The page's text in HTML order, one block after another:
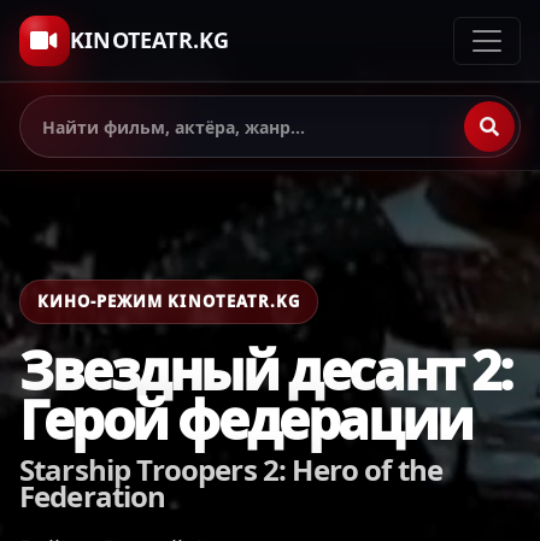
KINOTEATR.KG
КИНО-РЕЖИМ KINOTEATR.KG
Звездный десант 2:
Герой федерации
Starship Troopers 2: Hero of the
Federation